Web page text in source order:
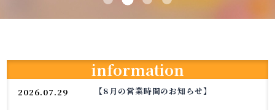
information
2026.07.29 【8月の営業時間のお知らせ】